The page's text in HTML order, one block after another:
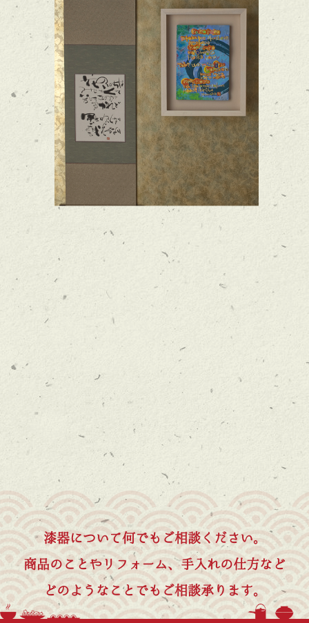
漆器について何でもご相談ください。
商品のことやリフォーム、手入れの仕方など
どのようなことでもご相談承ります。